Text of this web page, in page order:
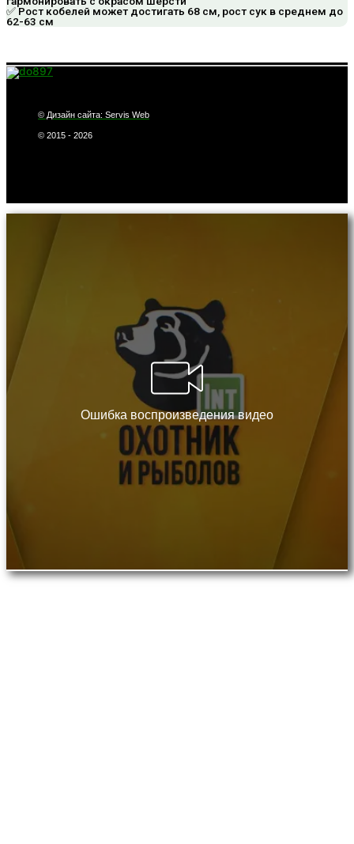
✅ Рост кобелей может достигать 68 см, рост сук в среднем до
62-63 см
© Дизайн сайта: Servis Web
© 2015 - 2026